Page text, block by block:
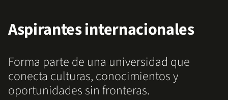
Aspirantes internacionales
Forma parte de una universidad que
conecta culturas, conocimientos y
oportunidades sin fronteras.